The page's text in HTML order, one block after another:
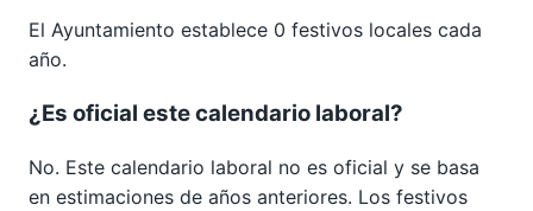
El Ayuntamiento establece 0 festivos locales cada
año.
¿Es oficial este calendario laboral?
No. Este calendario laboral no es oficial y se basa
en estimaciones de años anteriores. Los festivos